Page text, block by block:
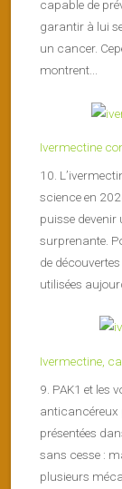
capable de
garantir à lui
un cancer.
montrent...
Ivermectine
10.
science en
puisse
surprenante.
de
utilisées
Ivermectine,
9. PAK1 et les
anticancéreux
présentées
sans cesse :
plusieurs